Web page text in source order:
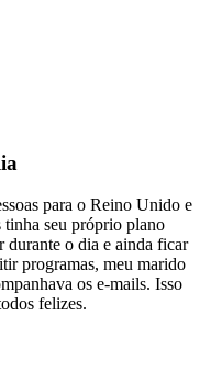
para o Reino Unido e
seu próprio plano
durante o dia e ainda ficar
programas, meu marido
os e-mails. Isso
felizes.